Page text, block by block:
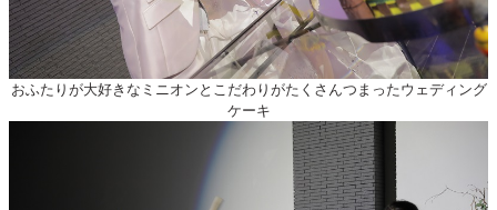
おふたりが大好きなミニオンとこだわりがたくさんつまったウェディング
ケーキ